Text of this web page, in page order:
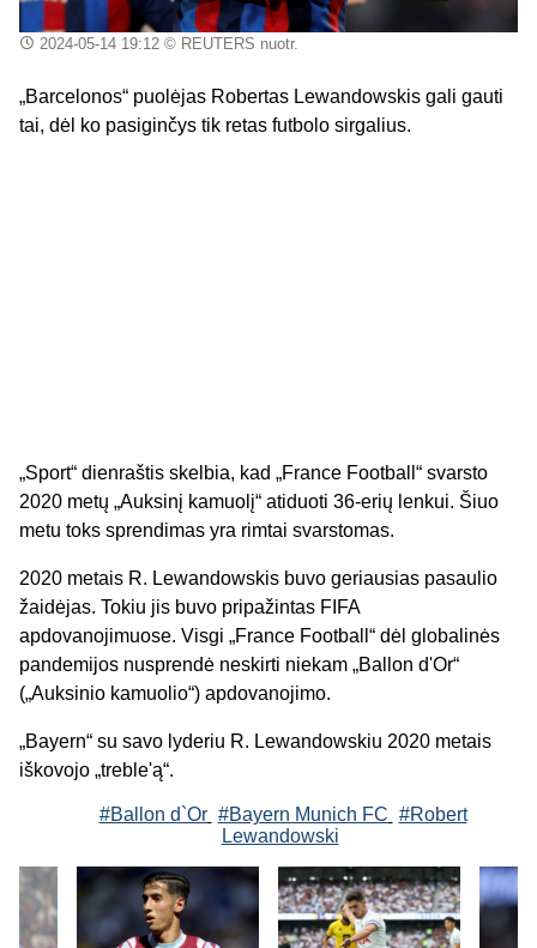
2024-05-14 19:12© REUTERS nuotr.
„Barcelonos“ puolėjas Robertas Lewandowskis gali gauti
tai, dėl ko pasiginčys tik retas futbolo sirgalius.
„Sport“ dienraštis skelbia, kad „France Football“ svarsto
2020 metų „Auksinį kamuolį“ atiduoti 36-erių lenkui. Šiuo
metu toks sprendimas yra rimtai svarstomas.
2020 metais R. Lewandowskis buvo geriausias pasaulio
žaidėjas. Tokiu jis buvo pripažintas FIFA
apdovanojimuose. Visgi „France Football“ dėl globalinės
pandemijos nusprendė neskirti niekam „Ballon d'Or“
(„Auksinio kamuolio“) apdovanojimo.
„Bayern“ su savo lyderiu R. Lewandowskiu 2020 metais
iškovojo „treble'ą“.
#Ballon d`Or #Bayern Munich FC #Robert
Lewandowski